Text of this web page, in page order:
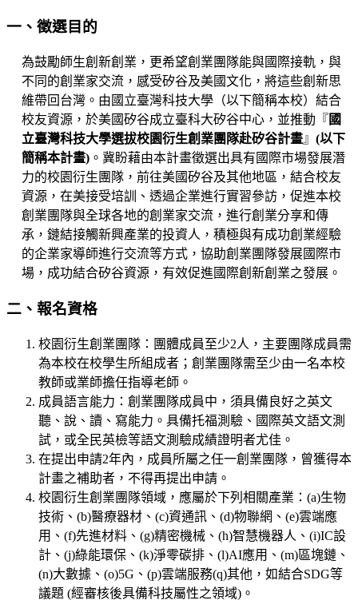
一、徵選目的
為鼓勵師生創新創業，更希望創業團隊能與國際接軌，與
不同的創業家交流，感受矽谷及美國文化，將這些創新思
維帶回台灣。由國立臺灣科技大學（以下簡稱本校）結合
校友資源，於美國矽谷成立臺科大矽谷中心，並推動『國
立臺灣科技大學選拔校園衍生創業團隊赴矽谷計畫』 (以下
簡稱本計畫)。冀盼藉由本計畫徵選出具有國際市場發展潛
力的校園衍生團隊，前往美國矽谷及其他地區，結合校友
資源，在美接受培訓、透過企業進行實習參訪，促進本校
創業團隊與全球各地的創業家交流，進行創業分享和傳
承，鏈結接觸新興產業的投資人，積極與有成功創業經驗
的企業家導師進行交流等方式，協助創業團隊發展國際市
場，成功結合矽谷資源，有效促進國際創新創業之發展。
二、報名資格
校園衍生創業團隊：團體成員至少2人，主要團隊成員需
為本校在校學生所組成者；創業團隊需至少由一名本校
教師或業師擔任指導老師。
成員語言能力：創業團隊成員中，須具備良好之英文
聽、說、讀、寫能力。具備托福測驗、國際英文語文測
試，或全民英檢等語文測驗成績證明者尤佳。
在提出申請2年內，成員所屬之任一創業團隊，曾獲得本
計畫之補助者，不得再提出申請。
校園衍生創業團隊領域，應屬於下列相關產業：(a)生物
技術、(b)醫療器材、(c)資通訊、(d)物聯網、(e)雲端應
用、(f)先進材料、(g)精密機械、(h)智慧機器人、(i)IC設
計、(j)綠能環保、(k)淨零碳排、(l)AI應用、(m)區塊鏈、
(n)大數據、(o)5G、(p)雲端服務(q)其他，如結合SDG等
議題 (經審核後具備科技屬性之領域)。